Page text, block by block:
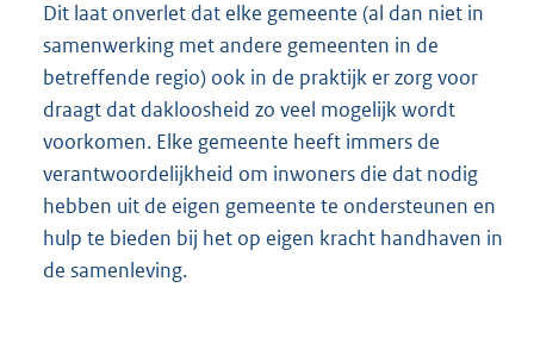
Dit laat onverlet dat elke gemeente (al dan niet in
samenwerking met andere gemeenten in de
betreffende regio) ook in de praktijk er zorg voor
draagt dat dakloosheid zo veel mogelijk wordt
voorkomen. Elke gemeente heeft immers de
verantwoordelijkheid om inwoners die dat nodig
hebben uit de eigen gemeente te ondersteunen en
hulp te bieden bij het op eigen kracht handhaven in
de samenleving.